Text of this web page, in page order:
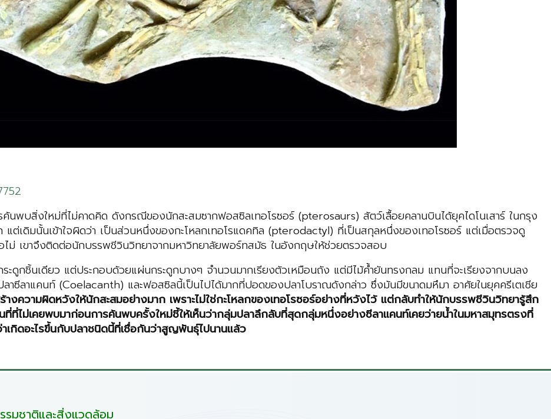
ค้นพบสิ่งใหม่ที่ไม่คาดคิด ดังกรณีของนักสะสมซากฟอสซิลเทอโรซอร์ (pterosaurs) สัตว์เลื้อยคลานบินได้ยุคไดโนเสาร์ ในกรุง
ต่เดิมนั้นเข้าใจผิดว่า เป็นส่วนหนึ่งของกะโหลกเทอโรแดคทิล (pterodactyl) ที่เป็นสกุลหนึ่งของเทอโรซอร์ แต่เมื่อตรวจดู
ไม่ เขาจึงติดต่อนักบรรพชีวินวิทยาจากมหาวิทยาลัยพอร์ทสมัธ ในอังกฤษให้ช่วยตรวจสอบ
ะดูกชิ้นเดียว แต่ประกอบด้วยแผ่นกระดูกบางๆ จำนวนมากเรียงตัวเหมือนถัง แต่มีไม้ค้ำยันทรงกลม แทนที่จะเรียงจากบนลง
ซีลาแคนท์ (Coelacanth) และฟอสซิลนี้เป็นไปได้มากที่ปอดของปลาโบราณดังกล่าว ซึ่งมันมีขนาดมหึมา อาศัยในยุคครีเตเชีย
งความผิดหวังให้นักสะสมอย่างมาก เพราะไม่ใช่กะโหลกของเทอโรซอร์อย่างที่หวังไว้ แต่กลับทำให้นักบรรพชีวินวิทยารู้สึก
ที่ที่ไม่เคยพบมาก่อนการค้นพบครั้งใหม่ชี้ให้เห็นว่ากลุ่มปลาลึกลับที่สุดกลุ่มหนึ่งอย่างซีลาแคนท์เคยว่ายน้ำในมหาสมุทรตรงที่
เกิดอะไรขึ้นกับปลาชนิดนี้ที่เชื่อกันว่าสูญพันธุ์ไปนานแล้ว
รมชาติและสิ่งแวดล้อม